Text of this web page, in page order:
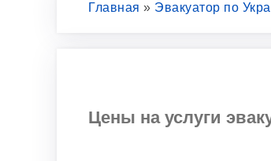
Главная » Эвакуатор по
Цены на услуги